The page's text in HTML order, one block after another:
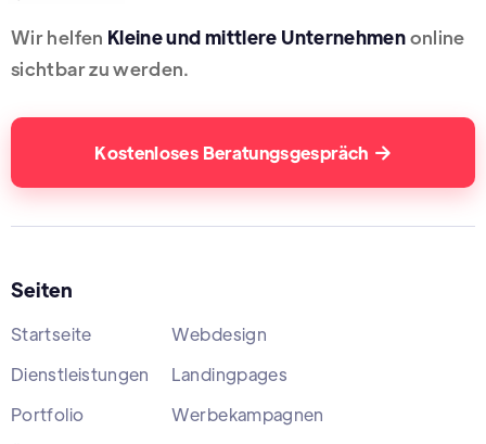
Wir helfen Kleine und mittlere Unternehmenonline
sichtbar zu werden.
Kostenloses Beratungsgespräch
Seiten
Startseite
Dienstleistungen
Portfolio
Webdesign
Landingpages
Werbekampagnen